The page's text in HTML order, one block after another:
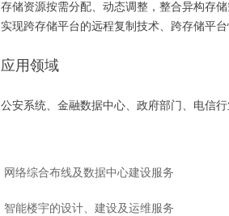
网络综合布线及数据中心建设服务
智能楼宇的设计、建设及运维服务
存储资源按需分配、动态调整，整合异构存
实现跨存储平台的远程复制技术、跨存储平
应用领域
公安系统、金融数据中心、政府部门、电信